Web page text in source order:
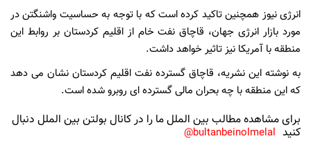
انرژی نیوز همچنین تاکید کرده است که با توجه به حساسیت واشنگتن در
مورد بازار انرژی جهان، قاچاق نفت خام از اقلیم کردستان بر روابط این
منطقه با آمریکا نیز تاثیر خواهد داشت.
به نوشته این نشریه، قاچاق گسترده نفت اقلیم کردستان نشان می دهد
که این منطقه با چه بحران مالی گسترده ای روبرو شده است.
برای مشاهده مطالب بین الملل ما را در کانال بولتن بین الملل دنبال
کنید bultanbeinolmelal@